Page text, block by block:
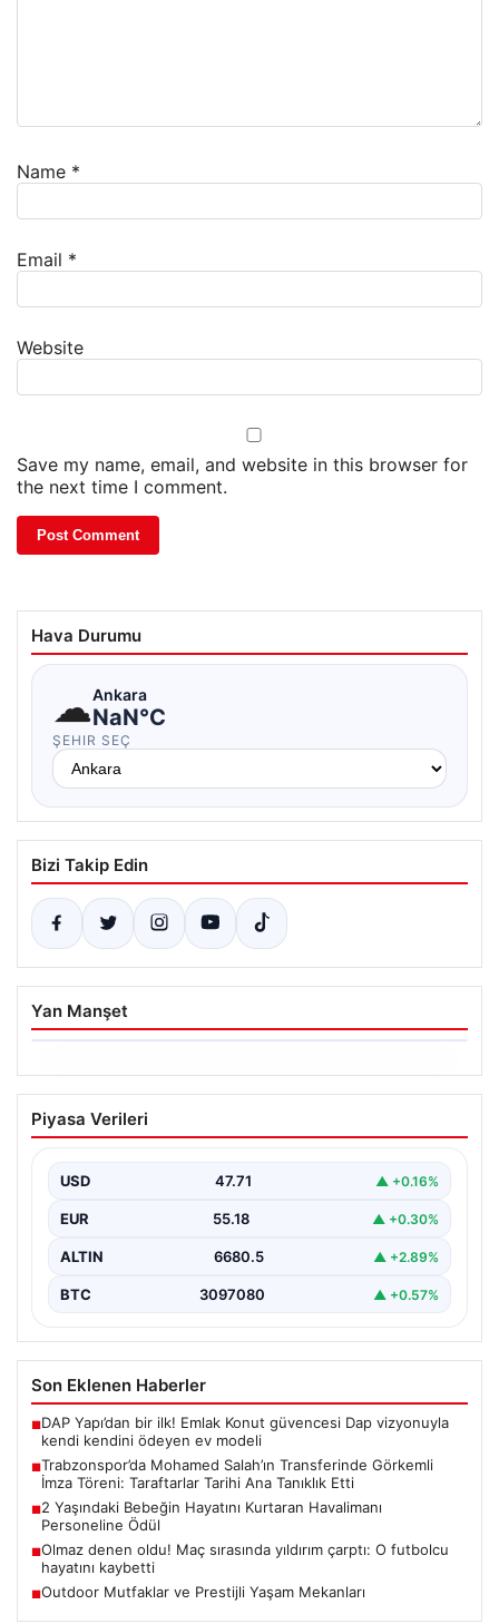
Name *
Email *
Website
Save my name, email, and website in this browser for
the next time I comment.
Hava Durumu
☁Ankara
NaN°C
ŞEHIR SEÇ
Bizi Takip Edin
Yan Manşet
06.08.2026
Trabzonspor’da Mohamed Salah’ın
Transferinde Görkemli İmza Töreni:
Trabzonspor, dünya futbolunun yıldız isimlerinden
yaşıyor. Yoğun ilgiyle karşılanan…
Piyasa Verileri
USD 47.71 ▲ +0.16%
EUR 55.18 ▲ +0.30%
ALTIN 6680.5 ▲ +2.89%
BTC 3097080 ▲ +0.57%
Son Eklenen Haberler
■DAP Yapı’dan bir ilk! Emlak Konut güvencesi Dap vizyonuyla
kendi kendini ödeyen ev modeli
■Trabzonspor’da Mohamed Salah’ın Transferinde Görkemli
İmza Töreni: Taraftarlar Tarihi Ana Tanıklık Etti
■2 Yaşındaki Bebeğin Hayatını Kurtaran Havalimanı
Personeline Ödül
■Olmaz denen oldu! Maç sırasında yıldırım çarptı: O futbolcu
hayatını kaybetti
■Outdoor Mutfaklar ve Prestijli Yaşam Mekanları